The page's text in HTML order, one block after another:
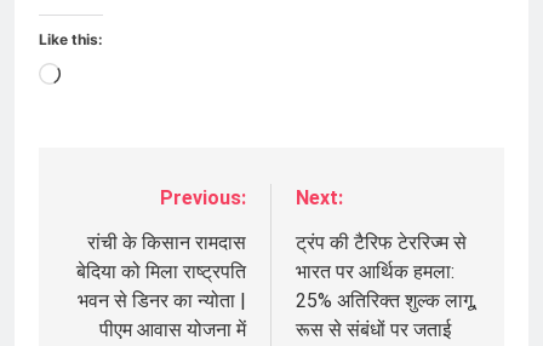
Like this:
Loading…
navigation
Previous:
रांची के किसान रामदास
बेदिया को मिला राष्ट्रपति
भवन से डिनर का न्योता |
पीएम आवास योजना में
Next:
ट्रंप की टैरिफ टेररिज्म से
भारत पर आर्थिक हमला:
25% अतिरिक्त शुल्क लागू,
रूस से संबंधों पर जताई